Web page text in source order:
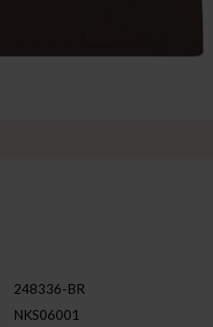
248336-BR
NKS06001